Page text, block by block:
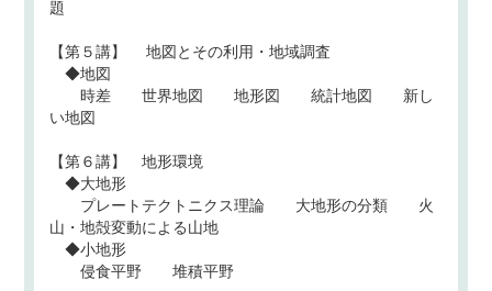
題
【第５講】 地図とその利用・地域調査
◆地図
時差 世界地図 地形図 統計地図 新し
い地図
【第６講】 地形環境
◆大地形
プレートテクトニクス理論 大地形の分類 火
山・地殻変動による山地
◆小地形
侵食平野 堆積平野